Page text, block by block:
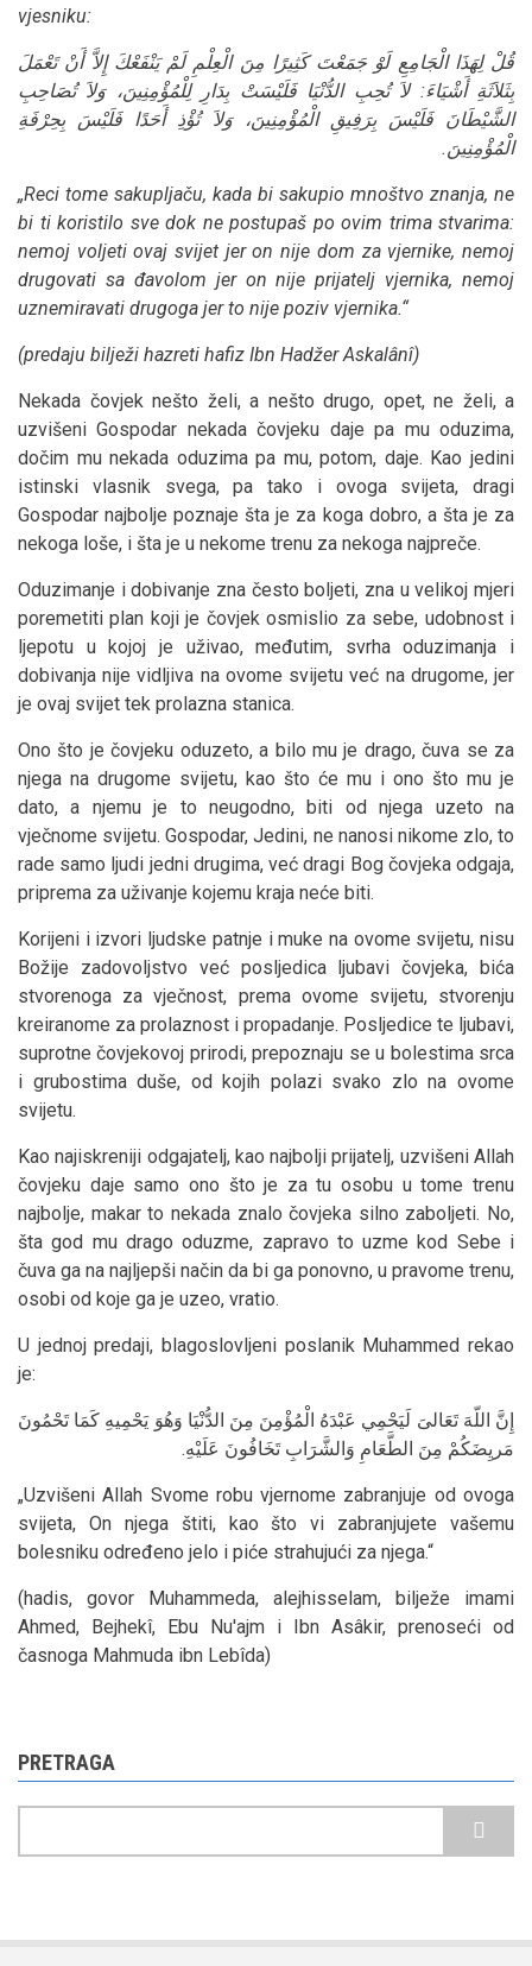
vjesniku:
قُلْ لِهَذَا الْجَامِعِ لَوْ جَمَعْتَ كَثِيرًا مِنَ الْعِلْمِ لَمْ يَنْفَعْكَ إِلاَّ أَنْ تَعْمَلَ
بِثَلاَثَةِ أَشْيَاءَ: لاَ تُحِبِ الدُّنْيَا فَلَيْسَتْ بِدَارِ لِلْمُؤْمِنِينَ، وَلاَ تُصَاحِبِ
الشَّيْطَانَ فَلَيْسَ بِرَفِيقِ الْمُؤْمِنِينَ، وَلاَ تُؤْذِ أَحَدًا فَلَيْسَ بِحِرْفَةِ
الْمُؤْمِنِينَ.
„Reci tome sakupljaču, kada bi sakupio mnoštvo znanja, ne
bi ti koristilo sve dok ne postupaš po ovim trima stvarima:
nemoj voljeti ovaj svijet jer on nije dom za vjernike, nemoj
drugovati sa đavolom jer on nije prijatelj vjernika, nemoj
uznemiravati drugoga jer to nije poziv vjernika.“
(predaju bilježi hazreti hafiz Ibn Hadžer Askalânî)
Nekada čovjek nešto želi, a nešto drugo, opet, ne želi, a
uzvišeni Gospodar nekada čovjeku daje pa mu oduzima,
dočim mu nekada oduzima pa mu, potom, daje. Kao jedini
istinski vlasnik svega, pa tako i ovoga svijeta, dragi
Gospodar najbolje poznaje šta je za koga dobro, a šta je za
nekoga loše, i šta je u nekome trenu za nekoga najpreče.
Oduzimanje i dobivanje zna često boljeti, zna u velikoj mjeri
poremetiti plan koji je čovjek osmislio za sebe, udobnost i
ljepotu u kojoj je uživao, međutim, svrha oduzimanja i
dobivanja nije vidljiva na ovome svijetu već na drugome, jer
je ovaj svijet tek prolazna stanica.
Ono što je čovjeku oduzeto, a bilo mu je drago, čuva se za
njega na drugome svijetu, kao što će mu i ono što mu je
dato, a njemu je to neugodno, biti od njega uzeto na
vječnome svijetu. Gospodar, Jedini, ne nanosi nikome zlo, to
rade samo ljudi jedni drugima, već dragi Bog čovjeka odgaja,
priprema za uživanje kojemu kraja neće biti.
Korijeni i izvori ljudske patnje i muke na ovome svijetu, nisu
Božije zadovoljstvo već posljedica ljubavi čovjeka, bića
stvorenoga za vječnost, prema ovome svijetu, stvorenju
kreiranome za prolaznost i propadanje. Posljedice te ljubavi,
suprotne čovjekovoj prirodi, prepoznaju se u bolestima srca
i grubostima duše, od kojih polazi svako zlo na ovome
svijetu.
Kao najiskreniji odgajatelj, kao najbolji prijatelj, uzvišeni Allah
čovjeku daje samo ono što je za tu osobu u tome trenu
najbolje, makar to nekada znalo čovjeka silno zaboljeti. No,
šta god mu drago oduzme, zapravo to uzme kod Sebe i
čuva ga na najljepši način da bi ga ponovno, u pravome trenu,
osobi od koje ga je uzeo, vratio.
U jednoj predaji, blagoslovljeni poslanik Muhammed rekao
je:
إِنَّ اللّهَ تَعَالىَ لَيَحْمِي عَبْدَهُ الْمُؤْمِنَ مِنَ الدُّنْيَا وَهُوَ يَحْمِيهِ كَمَا تَحْمُونَ
مَريِضَكُمْ مِنَ الطَّعَامِ وَالشَّرَابِ تَخَافُونَ عَلَيْهِ.
„Uzvišeni Allah Svome robu vjernome zabranjuje od ovoga
svijeta, On njega štiti, kao što vi zabranjujete vašemu
bolesniku određeno jelo i piće strahujući za njega.“
(hadis, govor Muhammeda, alejhisselam, bilježe imami
Ahmed, Bejhekî, Ebu Nu'ajm i Ibn Asâkir, prenoseći od
časnoga Mahmuda ibn Lebîda)
PRETRAGA